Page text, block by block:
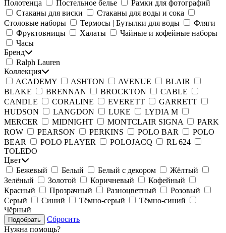
Полотенца
Постельное белье
Рамки для фотографий
Стаканы для виски
Стаканы для воды и сока
Столовые наборы
Термосы | Бутылки для воды
Фляги
Фруктовницы
Халаты
Чайные и кофейные наборы
Часы
Бренд
Ralph Lauren
Коллекция
ACADEMY
ASHTON AVENUE
BLAIR
BLAKE
BRENNAN BROCKTON
CABLE
CANDLE
CORALINE EVERETT
GARRETT
HUDSON
LANGDON LUKE
LYDIA M
MERCER
MIDNIGHT MONTCLAIR SIGNA
PARK
ROW
PEARSON PERKINS POLO BAR
POLO
BEAR
POLO PLAYER POLOJACQ
RL 624
TOLEDO
Цвет
Бежевый
Белый Белый с декором
Жёлтый
Зелёный
Золотой Коричневый
Кофейный
Красный
Прозрачный Разноцветный
Розовый
Серый
Синий Тёмно-серый
Тёмно-синий
Чёрный
Подобрать
Сбросить
Нужна помощь?